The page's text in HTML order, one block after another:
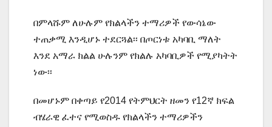
በምላሹም ለሁሉም የክልላችን ተማሪዎች የውሳኔው
ተጠቃሚ እንዲሆኑ ተደርጓል፡፡ በጦርነቱ አካባቢ ማለት
እንደ አማራ ክልል ሁሉንም የክልሉ አካባቢዎች የሚያካትት
ነው፡፡
በመሆኑም በቀጣይ የ2014 የትምህርት ዘመን የ12ኛ ክፍል
ብሄራዊ ፈተና የሚወስዱ የክልላችን ተማሪዎችን